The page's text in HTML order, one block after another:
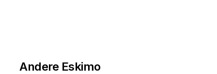
Andere Eskimo